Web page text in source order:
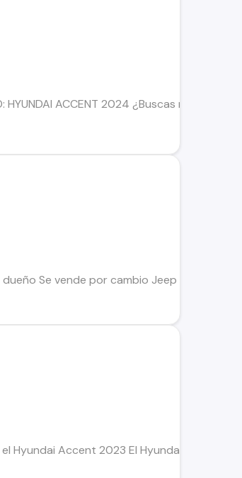
HYUNDAI ACCENT 2024 ¿Buscas
Se vende por cambio Jeep para uso
Hyundai Accent 2023 El Hyundai Accent